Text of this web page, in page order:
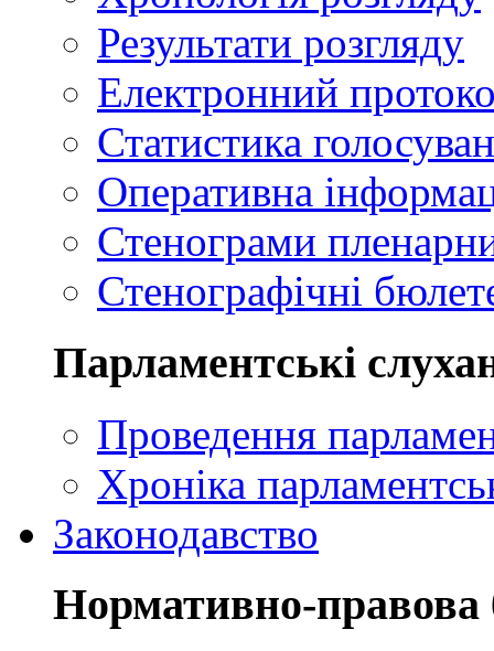
Результати розгляду
Електронний
Статистика
Оперативна
Стенограми
Стенографічні
Парламентські
Проведення
Хроніка
Законодавство
Нормативно-правова